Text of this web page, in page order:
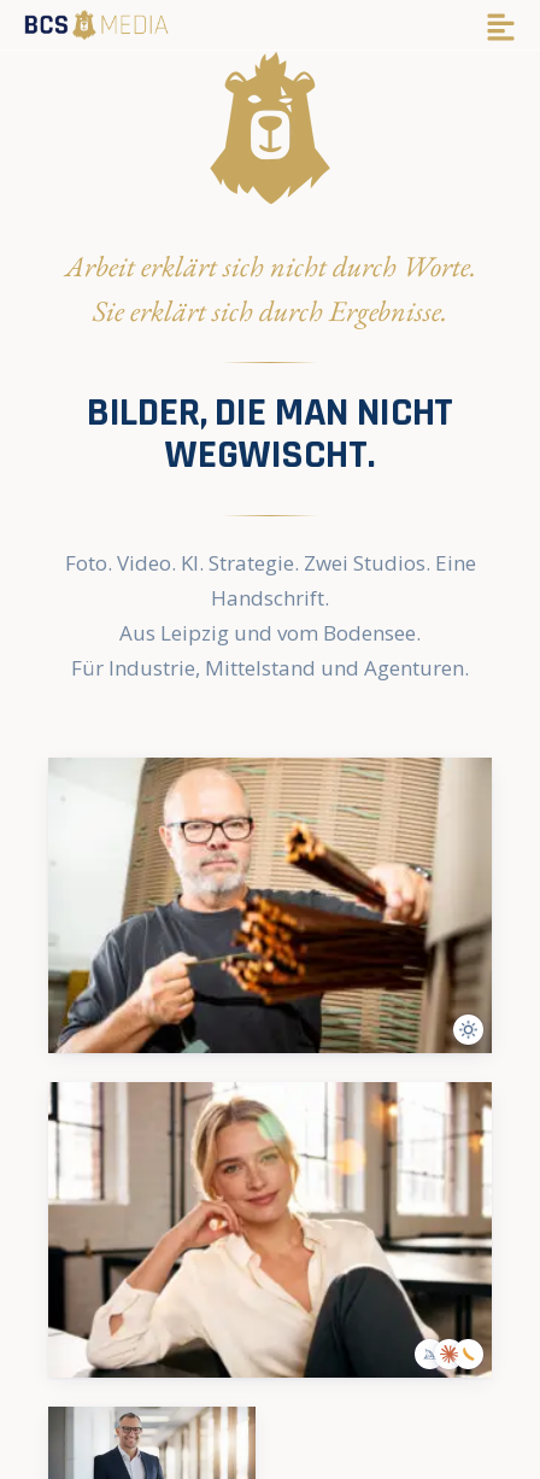
Arbeit erklärt sich nicht durch Worte.
Sie erklärt sich durch Ergebnisse.
BILDER, DIE MAN NICHT
WEGWISCHT.
Foto. Video. KI. Strategie. Zwei Studios. Eine
Handschrift.
Aus Leipzig und vom Bodensee.
Für Industrie, Mittelstand und Agenturen.